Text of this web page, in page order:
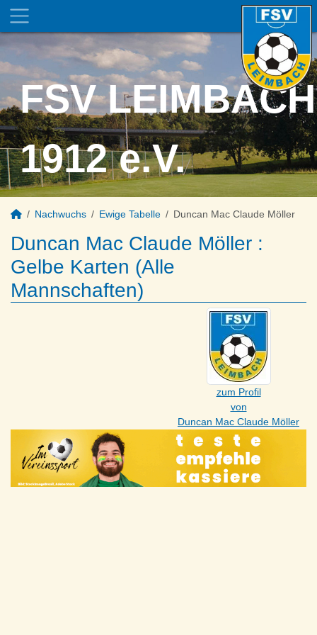
FSV LEIMBACH
1912 e.V.
Nachwuchs Ewige Tabelle Duncan Mac Claude Möller
Duncan Mac Claude Möller :
Gelbe Karten (Alle
Mannschaften)
zum Profil
von
Duncan Mac Claude Möller